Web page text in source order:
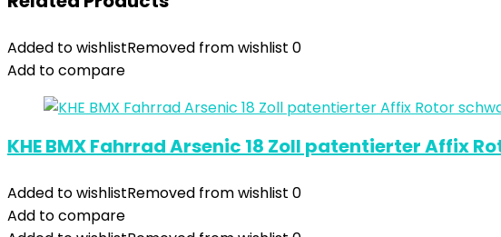
Added to wishlistRemoved from wishlist 0
Add to compare
KHE BMX Fahrrad Arsenic 18 Zoll patentierter Affix
Added to wishlistRemoved from wishlist 0
Add to compare